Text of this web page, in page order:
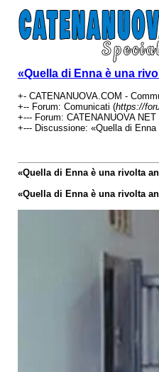
«Quella di Enna è una
+- CATENANUOVA.COM -
+-- Forum: Comunicati (https://
+--- Forum: CATENANUOVA NET
+--- Discussione: «Quella di
«Quella di Enna è una rivolta
«Quella di Enna è una rivolta